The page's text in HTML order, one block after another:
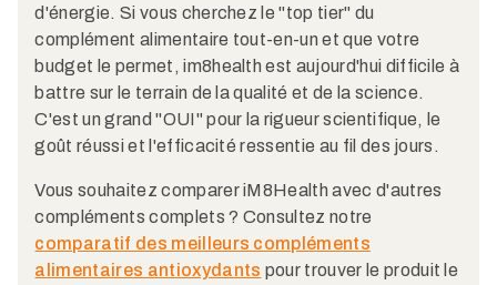
d'énergie. Si vous cherchez le "top tier" du
complément alimentaire tout-en-un et que votre
budget le permet, im8health est aujourd'hui difficile à
battre sur le terrain de la qualité et de la science.
C'est un grand "OUI" pour la rigueur scientifique, le
goût réussi et l'efficacité ressentie au fil des jours.
Vous souhaitez comparer iM8Health avec d'autres
compléments complets ? Consultez notre
comparatif des meilleurs compléments
alimentaires antioxydants pour trouver le produit le